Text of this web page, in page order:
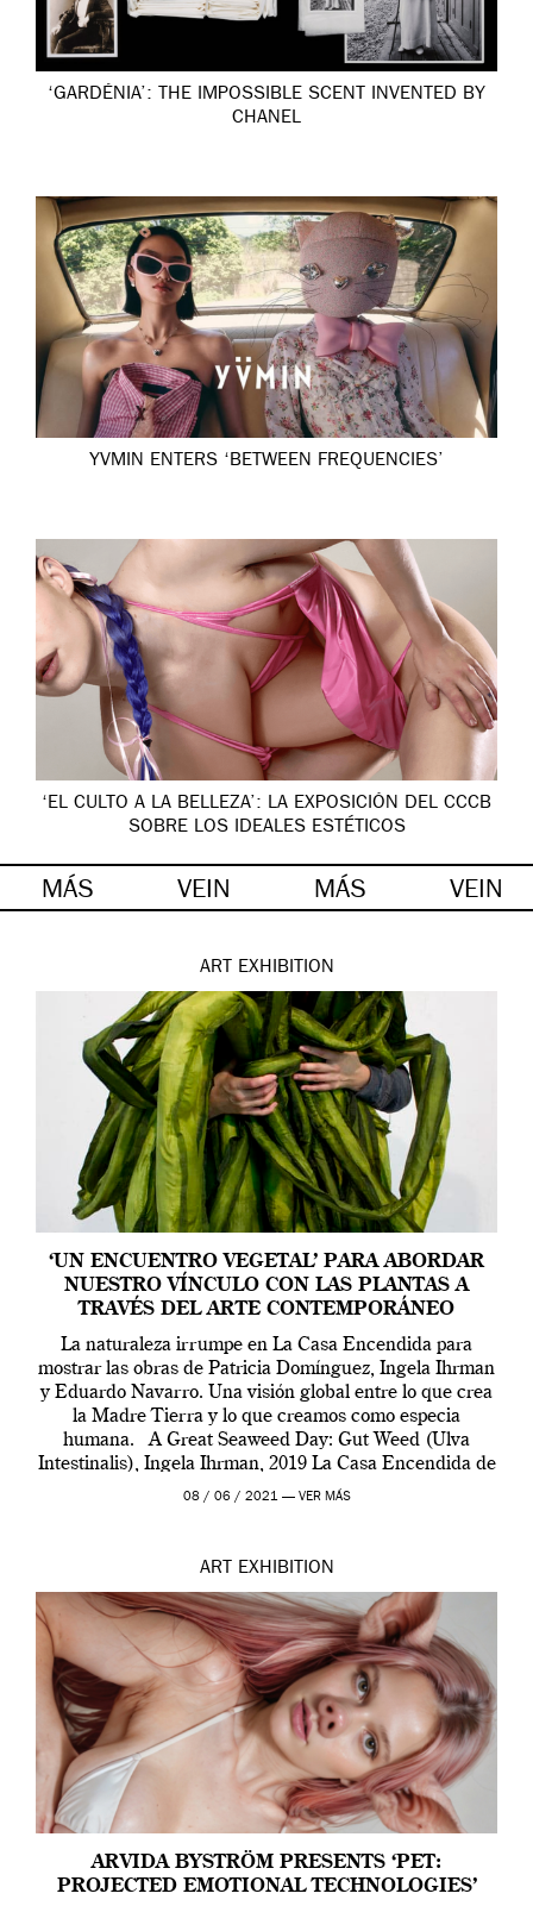
‘GARDÉNIA’: THE IMPOSSIBLE SCENT INVENTED BY
CHANEL
YVMIN ENTERS ‘BETWEEN FREQUENCIES’
‘EL CULTO A LA BELLEZA’: LA EXPOSICIÓN DEL CCCB
SOBRE LOS IDEALES ESTÉTICOS
MÁS VEIN MÁS VEIN
ART EXHIBITION
‘UN ENCUENTRO VEGETAL’ PARA ABORDAR
NUESTRO VÍNCULO CON LAS PLANTAS A
TRAVÉS DEL ARTE CONTEMPORÁNEO
La naturaleza irrumpe en La Casa Encendida para
mostrar las obras de Patricia Domínguez, Ingela Ihrman
y Eduardo Navarro. Una visión global entre lo que crea
la Madre Tierra y lo que creamos como especia
humana. A Great Seaweed Day: Gut Weed (Ulva
Intestinalis), Ingela Ihrman, 2019 La Casa Encendida de
Madrid y la Wellcome […]
08 / 06 / 2021 — VER MÁS
ART EXHIBITION
ARVIDA BYSTRÖM PRESENTS ‘PET:
PROJECTED EMOTIONAL TECHNOLOGIES’